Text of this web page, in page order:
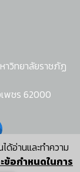
ด้อ่านและทำความ
อกำหนดในการ
าวิทยาลัยราชภัฏ
พชร 62000